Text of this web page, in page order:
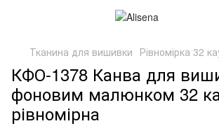
Тканина для вишивки Рівномірка 32
КФО-1378 Канва для
фоновим малюнком 32
рівномірна